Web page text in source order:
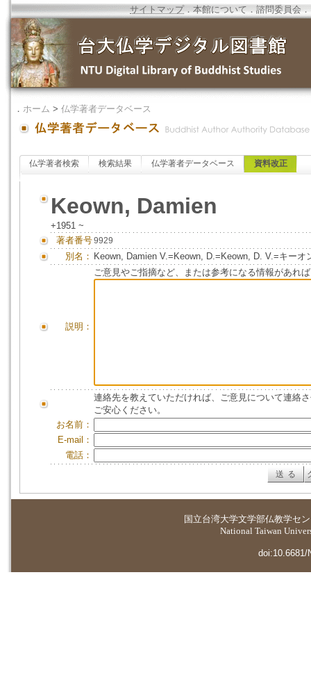
サイトマップ．本館について ．諮問委員会 ．
． ホーム > 仏学著者データベース
仏学著者検索 検索結果 仏学著者データベース 資料改正
Keown, Damien
+1951 ~
著者番号9929
別名： Keown, Damien V.=Keown, D.=Keown, D. V.=キー
説明：
ご意見やご指摘など、または参考になる情報があれ
連絡先を教えていただければ、ご意見について連絡
ご安心ください。
お名前：
E-mail：
電話：
国立台湾大学文学部仏教学セ
National Taiwan
doi:10.6681/